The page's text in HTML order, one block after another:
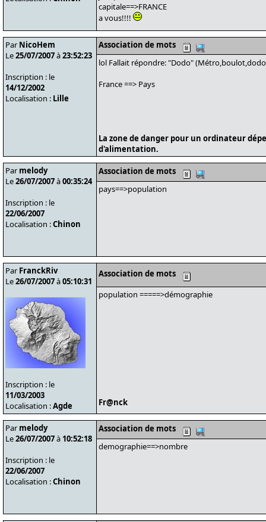
capitale==>FRANCE
a vous!!!!
Par NicoHem
Le25/07/2007à23:52:23
Inscription : le
14/12/2002
Localisation : Lille
Association de mots
lol Fallait répondre: "Dodo"
France ==> Pays
La zone de danger pour un ordinateur
d'alimentation.
Par melody
Le26/07/2007à00:35:24
Inscription : le
22/06/2007
Localisation :Chinon
Association de mots
pays==>population
Par FranckRiv
Le26/07/2007à05:10:31
Inscription : le
11/03/2003
Localisation :Agde
Association de mots
population =====>démographie
Fr@nck
Par melody
Le26/07/2007à 10:52:18
Inscription : le
22/06/2007
Localisation :Chinon
Association de mots
demographie==>nombre